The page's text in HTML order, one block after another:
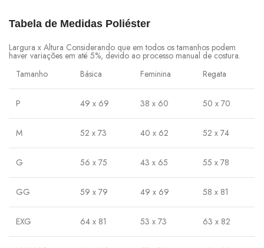
Tabela de Medidas Poliéster
Largura x Altura Considerando que em todos os tamanhos podem
haver variações em até 5%, devido ao processo manual de costura.
Tamanho
Básica Feminina Regata
P 49 x 69 38 x 60 50 x 70
M 52 x 73 40 x 62 52 x 74
G 56 x 75 43 x 65 55 x 78
GG 59 x 79 49 x 69 58 x 81
EXG 64 x 81 53 x 73 63 x 82